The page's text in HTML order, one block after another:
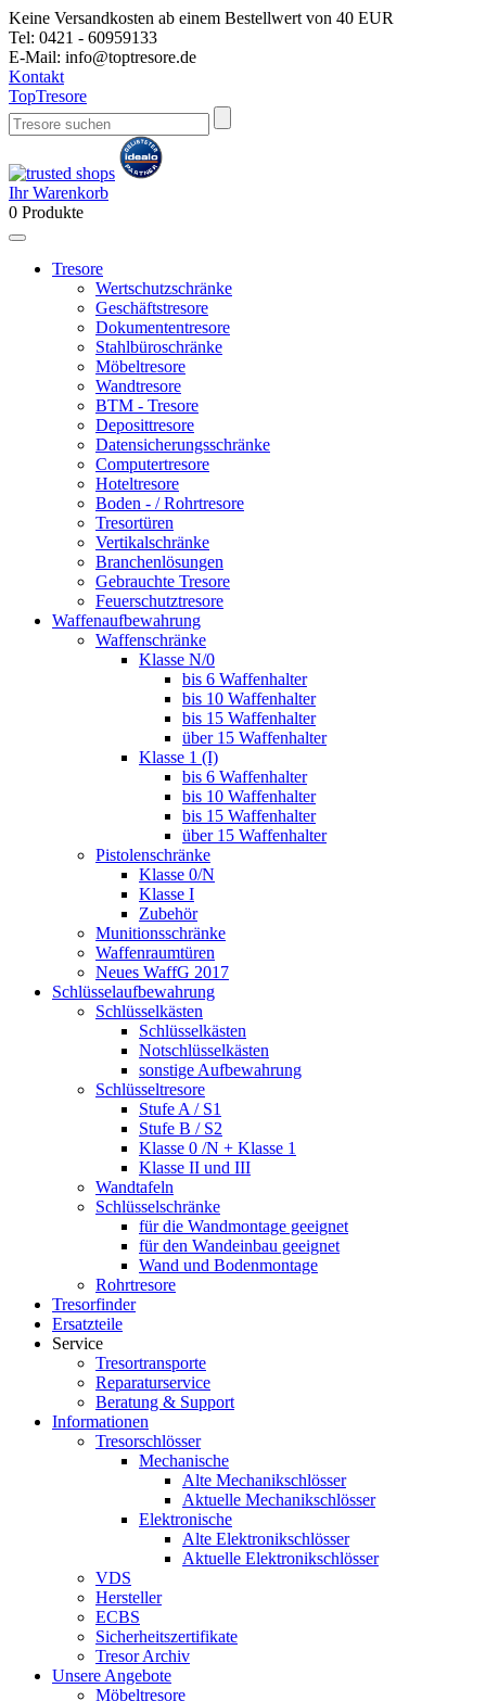
Keine Versandkosten ab einem Bestellwert von 40 EUR
Tel: 0421 - 60959133
E-Mail: info@toptresore.de
Kontakt
TopTresore
Ihr Warenkorb
0 Produkte
Tresore
Wertschutzschränke
Geschäftstresore
Dokumententresore
Stahlbüroschränke
Möbeltresore
Wandtresore
BTM - Tresore
Deposittresore
Datensicherungsschränke
Computertresore
Hoteltresore
Boden - / Rohrtresore
Tresortüren
Vertikalschränke
Branchenlösungen
Gebrauchte Tresore
Feuerschutztresore
Waffenaufbewahrung
Waffenschränke
Klasse N/0
bis 6 Waffenhalter
bis 10 Waffenhalter
bis 15 Waffenhalter
über 15 Waffenhalter
Klasse 1 (I)
bis 6 Waffenhalter
bis 10 Waffenhalter
bis 15 Waffenhalter
über 15 Waffenhalter
Pistolenschränke
Klasse 0/N
Klasse I
Zubehör
Munitionsschränke
Waffenraumtüren
Neues WaffG 2017
Schlüsselaufbewahrung
Schlüsselkästen
Schlüsselkästen
Notschlüsselkästen
sonstige Aufbewahrung
Schlüsseltresore
Stufe A / S1
Stufe B / S2
Klasse 0 /N + Klasse 1
Klasse II und III
Wandtafeln
Schlüsselschränke
für die Wandmontage geeignet
für den Wandeinbau geeignet
Wand und Bodenmontage
Rohrtresore
Tresorfinder
Ersatzteile
Service
Tresortransporte
Reparaturservice
Beratung & Support
Informationen
Tresorschlösser
Mechanische
Alte Mechanikschlösser
Aktuelle Mechanikschlösser
Elektronische
Alte Elektronikschlösser
Aktuelle Elektronikschlösser
VDS
Hersteller
ECBS
Sicherheitszertifikate
Tresor Archiv
Unsere Angebote
Möbeltresore